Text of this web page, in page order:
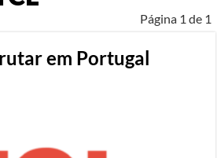
Página 1 de 1
em Portugal